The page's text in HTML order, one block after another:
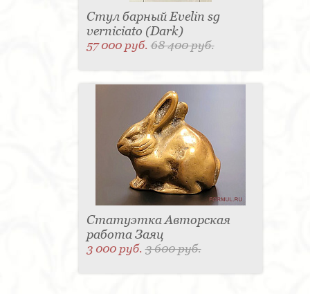
Стул барный Evelin sg
verniciato (Dark)
57 000 руб.68 400 руб.
Статуэтка Авторская
работа Заяц
3 000 руб.3 600 руб.